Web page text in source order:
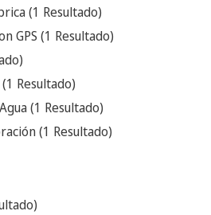
(1 Resultado)
GPS (1 Resultado)
)
(1 Resultado)
(1 Resultado)
(1 Resultado)
)